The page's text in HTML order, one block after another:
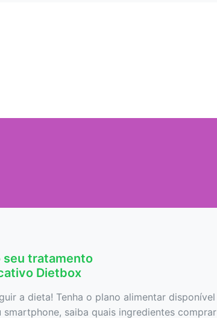
seu tratamento
Dietbox
a dieta! Tenha o plano alimentar disponível
saiba quais ingredientes comprar